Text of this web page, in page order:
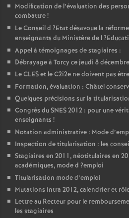
Modification de l’évaluation des
combattre!
Le Conseil d ?Etat désavoue la
enseignants du Ministère de l
Appel à témoignages de stagiaires :
Débrayage à Torcy ce jeudi 8 décembre
LeCLESet le C2i2e ne doivent pas
Formation, évaluation : Châtel
Quelques précisions sur la
Congrès duSNES2012 : pour une
enseignants !
Notation administrative : Mode
Inspection de titularisation : les
Stagiaires en 2011, néotitulaires en
académiques, mode d ?emploi
Titularisation mode d’emploi
Mutations intra 2012, calendrier et
Lettre au Recteur pour le
les stagiaires